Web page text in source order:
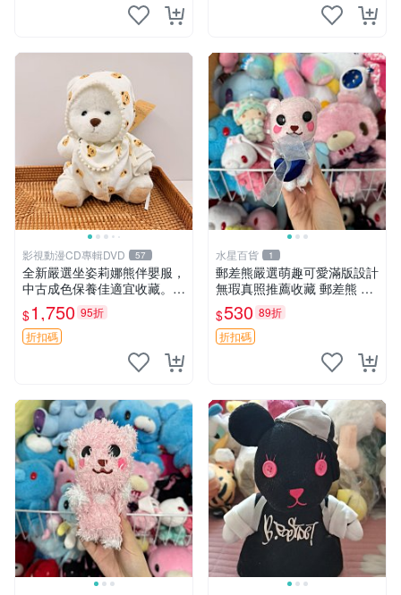
影視動漫CD專輯DVD 57
全新嚴選坐姿莉娜熊伴嬰服，
中古成色保養佳適宜收藏。無
盒子但品質完好，快速出貨。
建議入手！ 中古 玩偶 滬漫
$1,750 95折
折扣碼
水星百貨 1
郵差熊嚴選萌趣可愛滿版設計
無瑕真照推薦收藏 郵差熊 熊
抱枕 紅薯啵啵間
$530 89折
折扣碼